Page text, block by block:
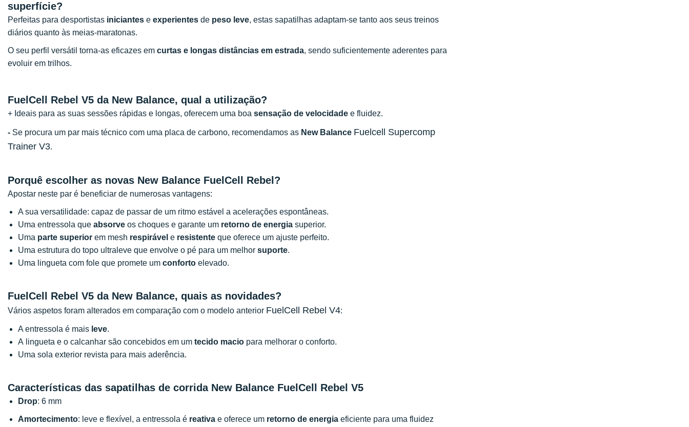
superfície?
Perfeitas para desportistas iniciantes e experientes de peso leve, estas sapatilhas adaptam-se tanto aos seus treinos
diários quanto às meias-maratonas.
O seu perfil versátil torna-as eficazes em curtas e longas distâncias em estrada, sendo suficientemente aderentes para
evoluir em trilhos.
FuelCell Rebel V5 da New Balance, qual a utilização?
+ Ideais para as suas sessões rápidas e longas, oferecem uma boa sensação de velocidade e fluidez.
- Se procura um par mais técnico com uma placa de carbono, recomendamos as New Balance Fuelcell Supercomp
Trainer V3.
Porquê escolher as novas New Balance FuelCell Rebel?
Apostar neste par é beneficiar de numerosas vantagens:
A sua versatilidade: capaz de passar de um ritmo estável a acelerações espontâneas.
Uma entressola que absorve os choques e garante um retorno de energia superior.
Uma parte superior em mesh respirável e resistente que oferece um ajuste perfeito.
Uma estrutura do topo ultraleve que envolve o pé para um melhor suporte.
Uma lingueta com fole que promete um conforto elevado.
FuelCell Rebel V5 da New Balance, quais as novidades?
Vários aspetos foram alterados em comparação com o modelo anterior FuelCell Rebel V4:
A entressola é mais leve.
A lingueta e o calcanhar são concebidos em um tecido macio para melhorar o conforto.
Uma sola exterior revista para mais aderência.
Características das sapatilhas de corrida New Balance FuelCell Rebel V5
Drop: 6 mm
Amortecimento: leve e flexível, a entressola é reativa e oferece um retorno de energia eficiente para uma fluidez